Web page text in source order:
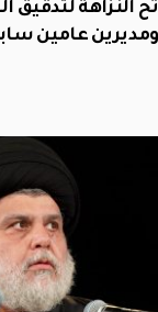
النزاهة لتدقيق
عامين